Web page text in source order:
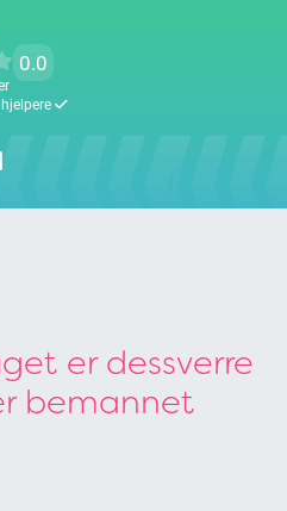
0.0
er dessverre
bemannet